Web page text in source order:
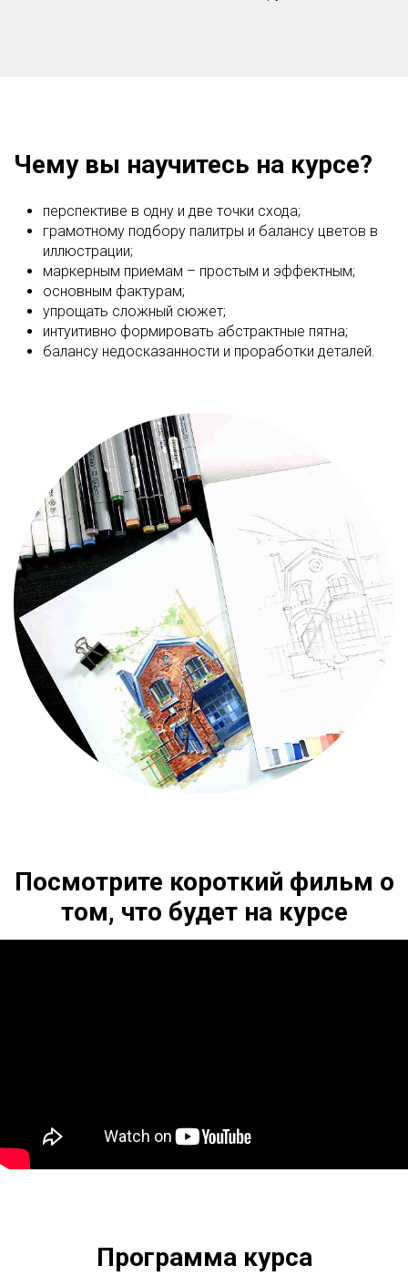
Чему вы научитесь на курсе?
перспективе в одну и две точки схода;
грамотному подбору палитры и балансу цветов в
иллюстрации;
маркерным приемам – простым и эффектным;
основным фактурам;
упрощать сложный сюжет;
интуитивно формировать абстрактные пятна;
балансу недосказанности и проработки деталей.
Посмотрите короткий фильм о
том, что будет на курсе
Программа курса